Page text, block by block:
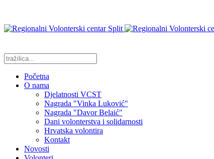
Početna
O nama
Djelatnosti VCST
Nagrada "Vinka Luković"
Nagrada "Davor Belaić"
Dani volonterstva i solidarnosti
Hrvatska volontira
Kontakt
Novosti